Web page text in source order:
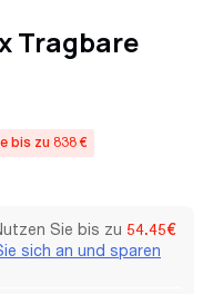
Tragbare
bis zu 838 €
Sie bis zu 54.45€
sich an und sparen